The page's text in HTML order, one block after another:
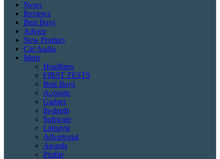
News
Reviews
Best Buys
Advice
New Product
Car Audio
More
Headlines
FIRST TESTS
Best Buys
Acoustic
Gadget
In-depth
Software
Lifestyle
Advertorial
Awards
Profile